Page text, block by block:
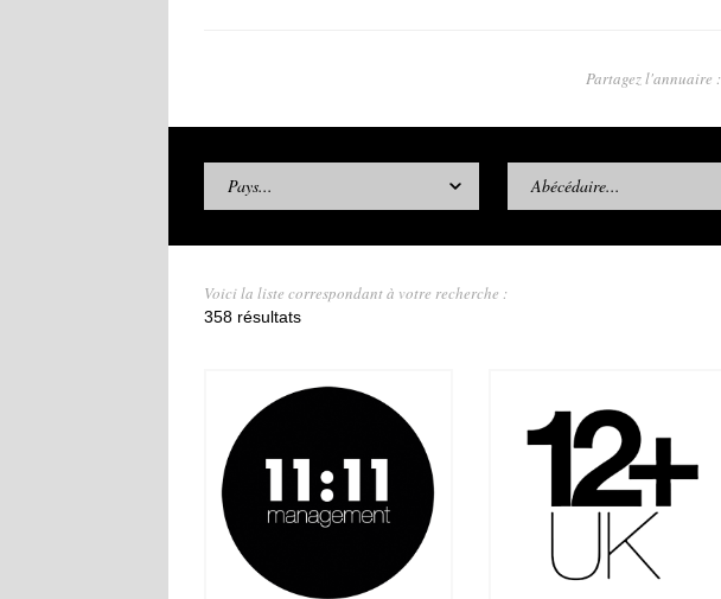
Partagez l'annuaire :
Pays... Abécédaire...
Voici la liste correspondant à votre recherche :
358 résultats